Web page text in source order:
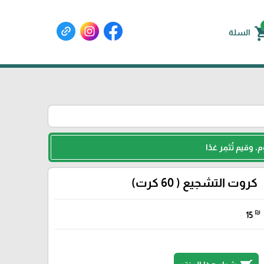
السلة
وقيم تُثمِر غدًا
كروت التشجيع ( 60 كرت)
15 ₪